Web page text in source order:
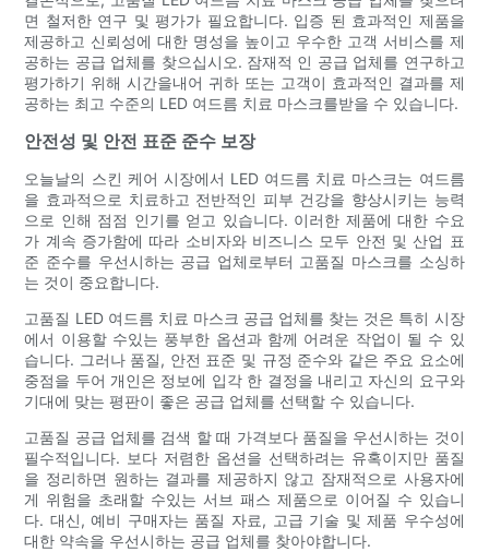
면 철저한 연구 및 평가가 필요합니다. 입증 된 효과적인 제품을
제공하고 신뢰성에 대한 명성을 높이고 우수한 고객 서비스를 제
공하는 공급 업체를 찾으십시오. 잠재적 인 공급 업체를 연구하고
평가하기 위해 시간을내어 귀하 또는 고객이 효과적인 결과를 제
공하는 최고 수준의 LED 여드름 치료 마스크를받을 수 있습니다.
안전성 및 안전 표준 준수 보장
오늘날의 스킨 케어 시장에서 LED 여드름 치료 마스크는 여드름
을 효과적으로 치료하고 전반적인 피부 건강을 향상시키는 능력
으로 인해 점점 인기를 얻고 있습니다. 이러한 제품에 대한 수요
가 계속 증가함에 따라 소비자와 비즈니스 모두 안전 및 산업 표
준 준수를 우선시하는 공급 업체로부터 고품질 마스크를 소싱하
는 것이 중요합니다.
고품질 LED 여드름 치료 마스크 공급 업체를 찾는 것은 특히 시장
에서 이용할 수있는 풍부한 옵션과 함께 어려운 작업이 될 수 있
습니다. 그러나 품질, 안전 표준 및 규정 준수와 같은 주요 요소에
중점을 두어 개인은 정보에 입각 한 결정을 내리고 자신의 요구와
기대에 맞는 평판이 좋은 공급 업체를 선택할 수 있습니다.
고품질 공급 업체를 검색 할 때 가격보다 품질을 우선시하는 것이
필수적입니다. 보다 저렴한 옵션을 선택하려는 유혹이지만 품질
을 정리하면 원하는 결과를 제공하지 않고 잠재적으로 사용자에
게 위험을 초래할 수있는 서브 패스 제품으로 이어질 수 있습니
다. 대신, 예비 구매자는 품질 자료, 고급 기술 및 제품 우수성에
대한 약속을 우선시하는 공급 업체를 찾아야합니다.